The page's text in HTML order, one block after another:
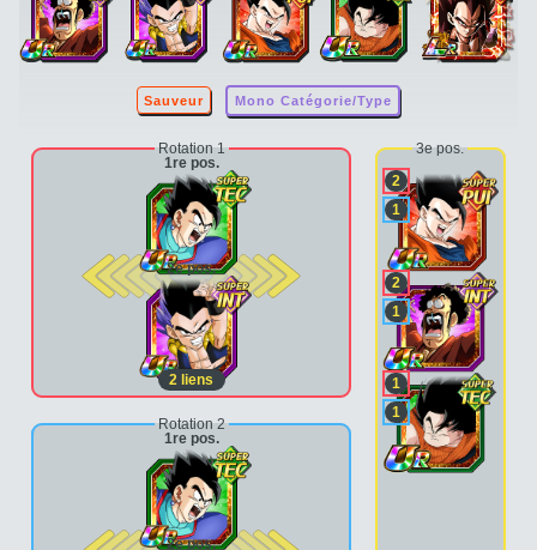
Sauveur Mono Catégorie/Type
Rotation 1
1re pos.
2e pos.
2 liens
Rotation 2
1re pos.
2e pos.
3e pos.
2
1
2
1
1
1